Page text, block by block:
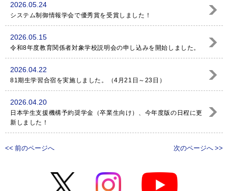
2026.05.24
システム制御情報学会で優秀賞を受賞しました！
2026.05.15
令和8年度教育関係者対象学校説明会の申し込みを開始しました。
2026.04.22
81期生学習合宿を実施しました。（4月21日～23日）
2026.04.20
日本学生支援機構予約奨学金（卒業生向け）、今年度版の日程に更
新しました！
<< 前のページへ 次のページへ >>